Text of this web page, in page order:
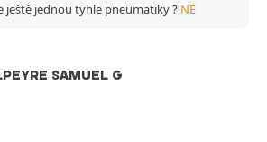
ještě jednou tyhle pneumatiky ? NE
SAMUEL G